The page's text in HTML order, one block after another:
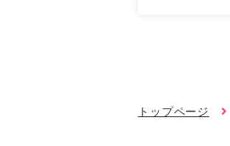
トップページ